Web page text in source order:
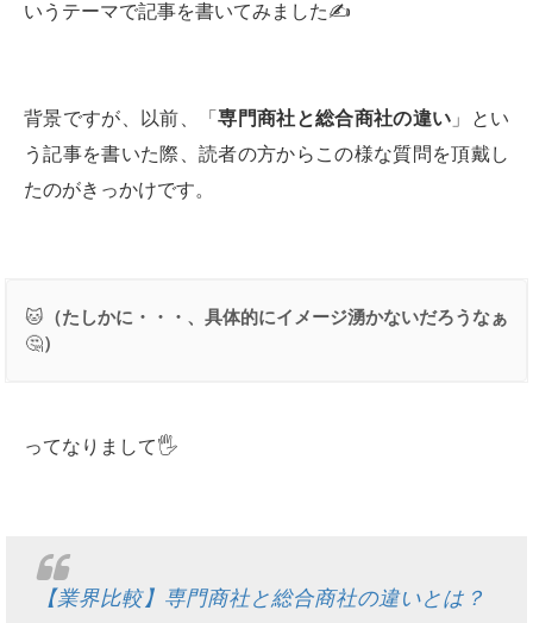
いうテーマで記事を書いてみました✍️
背景ですが、以前、「専門商社と総合商社の違い 」とい
う記事を書いた際、読者の方からこの様な質問を頂戴し
たのがきっかけです。
🐱 （たしかに・・・、具体的にイメージ湧かないだろうなぁ
🤔）
ってなりまして🖐
【業界比較】専門商社と総合商社の違いとは？